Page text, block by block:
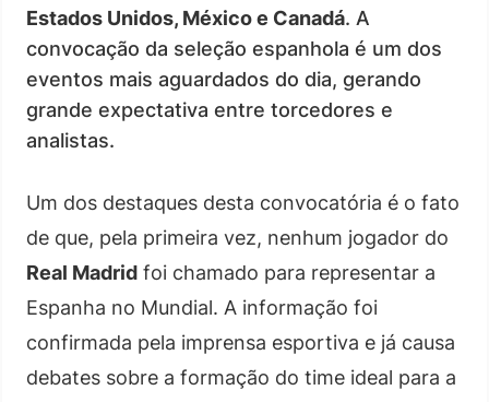
Estados Unidos, México e Canadá. A
convocação da seleção espanhola é um dos
eventos mais aguardados do dia, gerando
grande expectativa entre torcedores e
analistas.
Um dos destaques desta convocatória é o fato
de que, pela primeira vez, nenhum jogador do
Real Madrid foi chamado para representar a
Espanha no Mundial. A informação foi
confirmada pela imprensa esportiva e já causa
debates sobre a formação do time ideal para a